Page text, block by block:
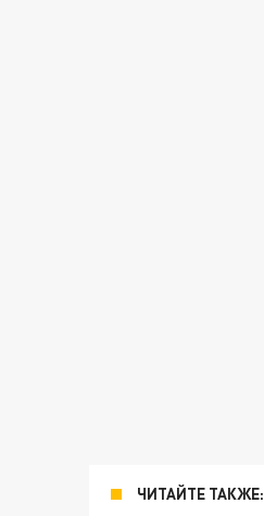
ЧИТАЙТЕ ТАКЖЕ: